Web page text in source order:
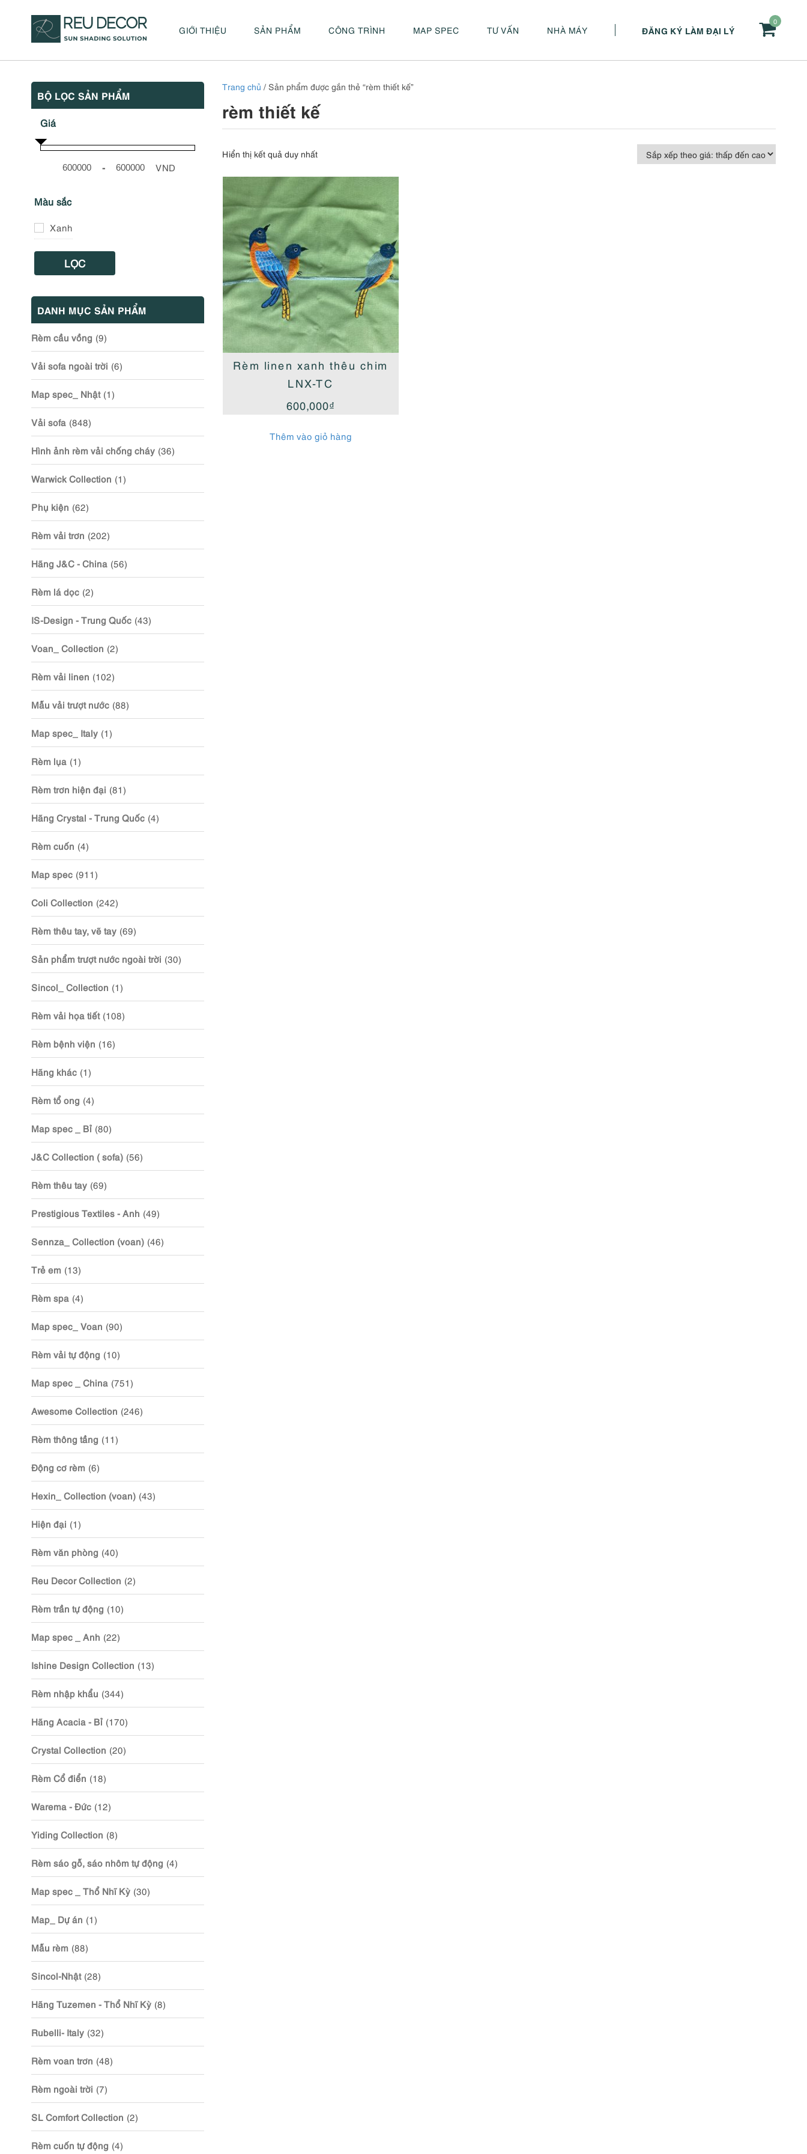
0
ĐĂNG KÝ LÀM ĐẠI LÝ
GIỚI THIỆU SẢN PHẨM CÔNG TRÌNH MAP SPEC TƯ VẤN NHÀ MÁY
Trang chủ / Sản phẩm được gắn thẻ “rèm thiết kế”
rèm thiết kế
Hiển thị kết quả duy nhất
Rèm linen xanh thêu chim
LNX-TC
600,000₫
Thêm vào giỏ hàng
BỘ LỌC SẢN PHẨM
Giá
Minimum Price
-
Maximum Price
VND
Màu sắc
Xanh
LỌC
DANH MỤC SẢN PHẨM
Rèm cầu vồng (9)
Vải sofa ngoài trời (6)
Map spec_ Nhật (1)
Vải sofa (848)
Hình ảnh rèm vải chống cháy (36)
Warwick Collection (1)
Phụ kiện (62)
Rèm vải trơn (202)
Hãng J&C - China (56)
Rèm lá dọc (2)
IS-Design - Trung Quốc (43)
Voan_ Collection (2)
Rèm vải linen (102)
Mẫu vải trượt nước (88)
Map spec_ Italy (1)
Rèm lụa (1)
Rèm trơn hiện đại (81)
Hãng Crystal - Trung Quốc (4)
Rèm cuốn (4)
Map spec (911)
Coli Collection (242)
Rèm thêu tay, vẽ tay (69)
Sản phẩm trượt nước ngoài trời (30)
Sincol_ Collection (1)
Rèm vải họa tiết (108)
Rèm bệnh viện (16)
Hãng khác (1)
Rèm tổ ong (4)
Map spec _ Bỉ (80)
J&C Collection ( sofa) (56)
Rèm thêu tay (69)
Prestigious Textiles - Anh (49)
Sennza_ Collection (voan) (46)
Trẻ em (13)
Rèm spa (4)
Map spec_ Voan (90)
Rèm vải tự động (10)
Map spec _ China (751)
Awesome Collection (246)
Rèm thông tầng (11)
Động cơ rèm (6)
Hexin_ Collection (voan) (43)
Hiện đại (1)
Rèm văn phòng (40)
Reu Decor Collection (2)
Rèm trần tự động (10)
Map spec _ Anh (22)
Ishine Design Collection (13)
Rèm nhập khẩu (344)
Hãng Acacia - Bỉ (170)
Crystal Collection (20)
Rèm Cổ điển (18)
Warema - Đức (12)
Yiding Collection (8)
Rèm sáo gỗ, sáo nhôm tự động (4)
Map spec _ Thổ Nhĩ Kỳ (30)
Map_ Dự án (1)
Mẫu rèm (88)
Sincol-Nhật (28)
Hãng Tuzemen - Thổ Nhĩ Kỳ (8)
Rubelli- Italy (32)
Rèm voan trơn (48)
Rèm ngoài trời (7)
SL Comfort Collection (2)
Rèm cuốn tự động (4)